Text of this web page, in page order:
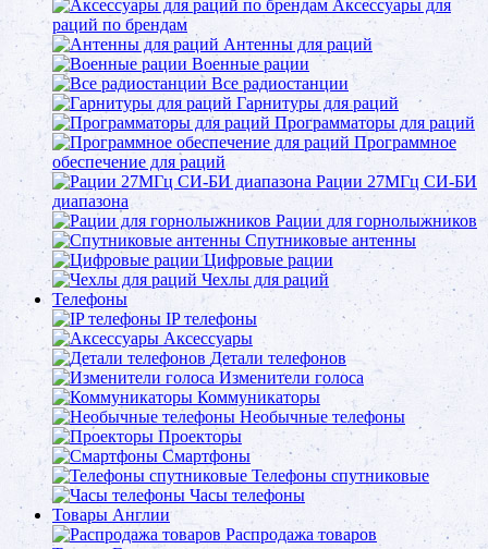
Аксессуары для
раций по брендам
Антенны для раций
Военные рации
Все радиостанции
Гарнитуры для раций
Программаторы для раций
Программное
обеспечение для раций
Рации 27МГц СИ-БИ
диапазона
Рации для горнолыжников
Спутниковые антенны
Цифровые рации
Чехлы для раций
Телефоны
IP телефоны
Аксессуары
Детали телефонов
Изменители голоса
Коммуникаторы
Необычные телефоны
Проекторы
Смартфоны
Телефоны спутниковые
Часы телефоны
Товары Англии
Распродажа товаров